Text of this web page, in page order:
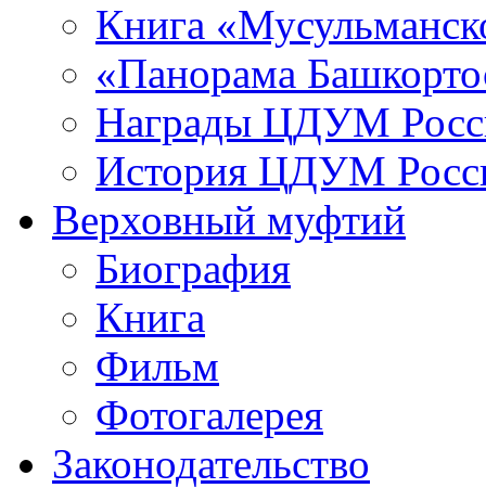
Книга
«Панорама
Награды ЦДУМ
История ЦДУМ
Верховный муфтий
Биография
Книга
Фильм
Фотогалерея
Законодательство